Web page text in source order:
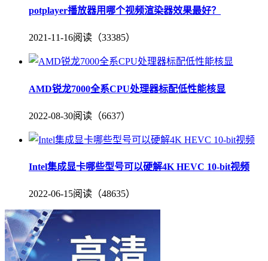
potplayer播放器用哪个视频渲染器效果最好？
2021-11-16阅读（33385）
AMD锐龙7000全系CPU处理器标配低性能核显
2022-08-30阅读（6637）
Intel集成显卡哪些型号可以硬解4K HEVC 10-bit视频
2022-06-15阅读（48635）